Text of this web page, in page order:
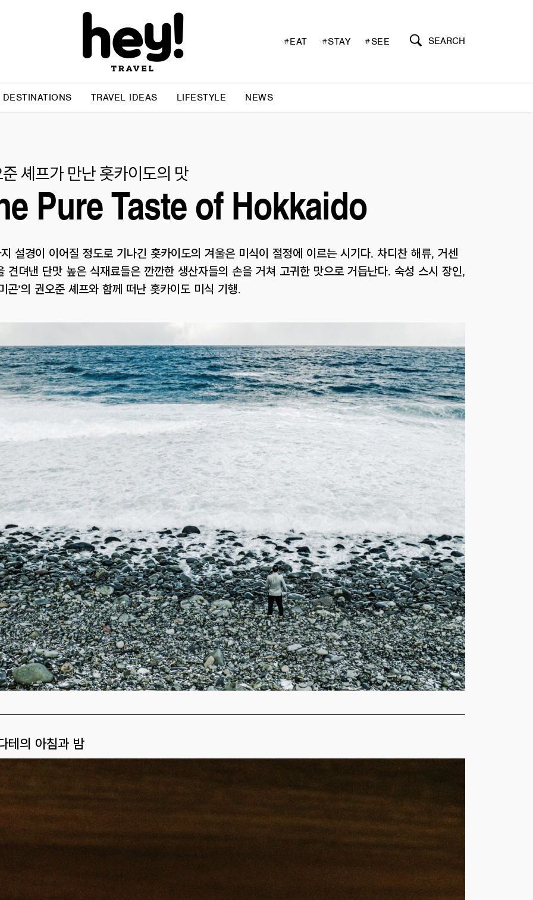
#EAT #STAY #SEE SEARCH
DESTINATIONS TRAVEL IDEAS LIFESTYLE NEWS
셰프가 만난 홋카이도의 맛
Pure Taste of Hokkaido
설경이 이어질 정도로 기나긴 홋카이도의 겨울은 미식이 절정에 이르는 시기다. 차디찬 해류, 거센
견뎌낸 단맛 높은 식재료들은 깐깐한 생산자들의 손을 거쳐 고귀한 맛으로 거듭난다. 숙성 스시 장인,
곤’의 권오준 셰프와 함께 떠난 홋카이도 미식 기행.
테의 아침과 밤